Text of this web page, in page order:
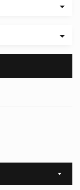
Sort